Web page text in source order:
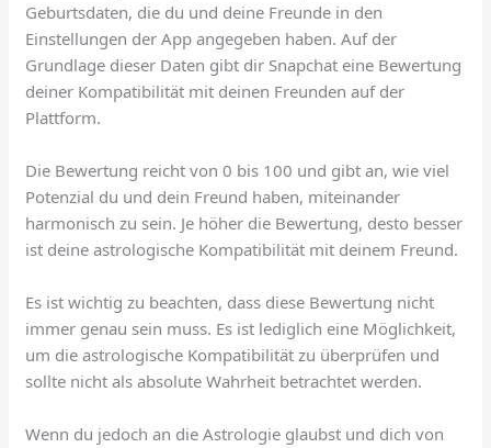
Geburtsdaten, die du und deine Freunde in den
Einstellungen der App angegeben haben. Auf der
Grundlage dieser Daten gibt dir Snapchat eine Bewertung
deiner Kompatibilität mit deinen Freunden auf der
Plattform.
Die Bewertung reicht von 0 bis 100 und gibt an, wie viel
Potenzial du und dein Freund haben, miteinander
harmonisch zu sein. Je höher die Bewertung, desto besser
ist deine astrologische Kompatibilität mit deinem Freund.
Es ist wichtig zu beachten, dass diese Bewertung nicht
immer genau sein muss. Es ist lediglich eine Möglichkeit,
um die astrologische Kompatibilität zu überprüfen und
sollte nicht als absolute Wahrheit betrachtet werden.
Wenn du jedoch an die Astrologie glaubst und dich von